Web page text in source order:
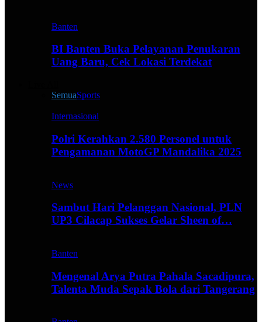
Banten
BI Banten Buka Pelayanan Penukaran
Uang Baru, Cek Lokasi Terdekat
SemuaSports
Internasional
Polri Kerahkan 2.580 Personel untuk
Pengamanan MotoGP Mandalika 2025
News
Sambut Hari Pelanggan Nasional, PLN
UP3 Cilacap Sukses Gelar Sheen of…
Banten
Mengenal Arya Putra Pahala Sacadipura,
Talenta Muda Sepak Bola dari Tangerang